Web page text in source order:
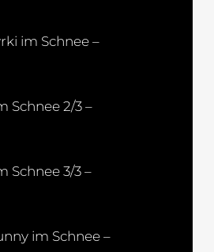
im Schnee –
Schnee 2/3 –
Schnee 3/3 –
im Schnee –